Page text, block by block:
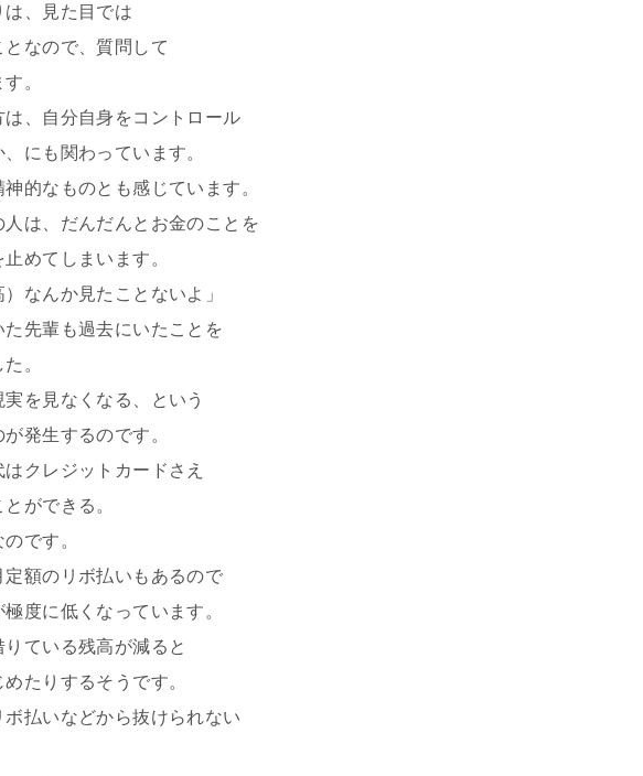
は、見た目では
となので、質問して
。
は、自分自身をコントロール
にも関わっています。
的なものとも感じています。
人は、だんだんとお金のことを
めてしまいます。
）なんか見たことないよ」
た先輩も過去にいたことを
。
実を見なくなる、という
発生するのです。
はクレジットカードさえ
ができる。
です。
定額のリボ払いもあるので
度に低くなっています。
ている残高が減ると
たりするそうです。
ボ払いなどから抜けられない